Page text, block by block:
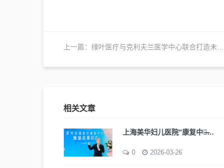
上一篇： 绿叶医疗与克利夫兰医学中心联合打造未来医院
相关文章
上海美华妇儿医院”康复中心̶…
0 2026-03-26